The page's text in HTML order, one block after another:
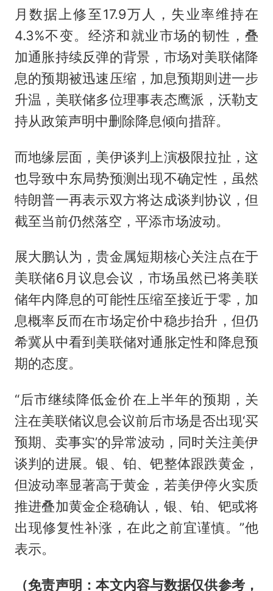
月数据上修至17.9万人，失业率维持在
4.3%不变。经济和就业市场的韧性，叠
加通胀持续反弹的背景，市场对美联储降
息的预期被迅速压缩，加息预期则进一步
升温，美联储多位理事表态鹰派，沃勒支
持从政策声明中删除降息倾向措辞。
而地缘层面，美伊谈判上演极限拉扯，这
也导致中东局势预测出现不确定性，虽然
特朗普一再表示双方将达成谈判协议，但
截至当前仍然落空，平添市场波动。
展大鹏认为，贵金属短期核心关注点在于
美联储6月议息会议，市场虽然已将美联
储年内降息的可能性压缩至接近于零，加
息概率反而在市场定价中稳步抬升，但仍
希冀从中看到美联储对通胀定性和降息预
期的态度。
“后市继续降低金价在上半年的预期，关
注在美联储议息会议前后市场是否出现‘买
预期、卖事实’的异常波动，同时关注美伊
谈判的进展。银、铂、钯整体跟跌黄金，
但波动率显著高于黄金，若美伊停火实质
推进叠加黄金企稳确认，银、铂、钯或将
出现修复性补涨，在此之前宜谨慎。”他
表示。
（免责声明：本文内容与数据仅供参考，